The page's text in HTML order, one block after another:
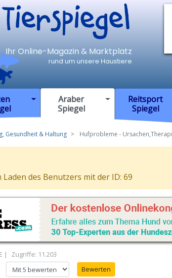
TierSpiegel
Ihr Online-Magazin & Marktplatz
rund um unsere Haustiere
Araber
Spiegel
Reitsport
Spiegel
Gesundheit & Haltung Hufprobleme -
Laden des Benutzers mit der ID: 69
Zugriffe: 11.203